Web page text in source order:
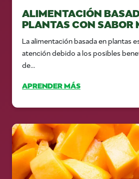
ALIMENTACIÓN
PLANTAS CON SABOR
La alimentación basada en plantas
atención debido a los posibles
de...
APRENDER MÁS